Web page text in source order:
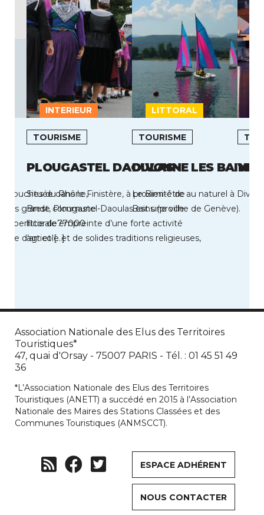
INTERIEUR
Bouches du Rhône,
grande commune
superficie de77000
ville d’art et […]
LITTORAL
TOURISME
PLOUGASTEL DAOULAS
Située dans le Finistère, à proximité de
Brest, Plougastel-Daoulas est une ville
littorale empreinte d’une forte activité
agricole et de solides traditions religieuses,
TOURISME
DIVONNE LES BAINS
Le Bien-être au naturel à
Bains (proche de Genève).
Association Nationale des Elus des Territoires
Touristiques*
47, quai d'Orsay - 75007 PARIS - Tél. : 01 45 51 49
36
*L’Association Nationale des Elus des Territoires
Touristiques (ANETT) a succédé en 2015 à l’Association
Nationale des Maires des Stations Classées et des
Communes Touristiques (ANMSCCT).
ESPACE ADHÉRENT
NOUS CONTACTER